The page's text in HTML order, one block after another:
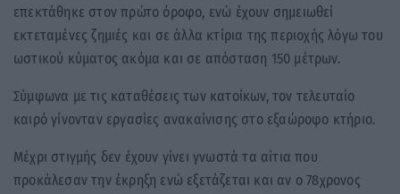
επεκτάθηκε στον πρώτο όροφο, ενώ έχουν σημειωθεί
εκτεταμένες ζημιές και σε άλλα κτίρια της περιοχής λόγω του
ωστικού κύματος ακόμα και σε απόσταση 150 μέτρων.
Σύμφωνα με τις καταθέσεις των κατοίκων, τον τελευταίο
καιρό γίνονταν εργασίες ανακαίνισης στο εξαώροφο κτήριο.
Μέχρι στιγμής δεν έχουν γίνει γνωστά τα αίτια που
προκάλεσαν την έκρηξη ενώ εξετάζεται και αν ο 78χρονος